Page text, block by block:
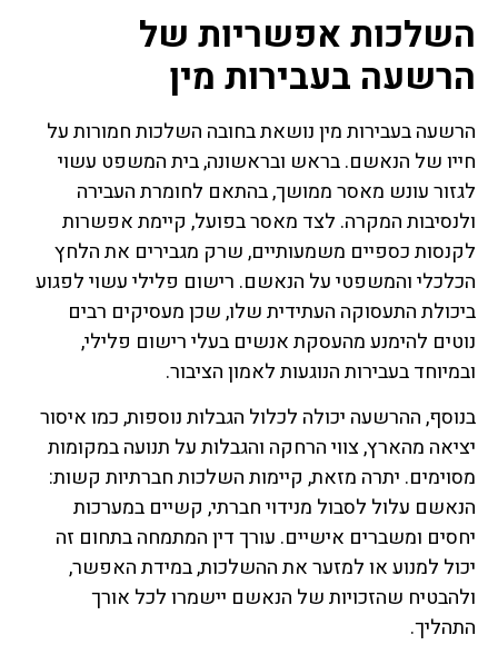
השלכות אפשריות של
הרשעה בעבירות מין
הרשעה בעבירות מין נושאת בחובה השלכות חמורות על
חייו של הנאשם. בראש ובראשונה, בית המשפט עשוי
לגזור עונש מאסר ממושך, בהתאם לחומרת העבירה
ולנסיבות המקרה. לצד מאסר בפועל, קיימת אפשרות
לקנסות כספיים משמעותיים, שרק מגבירים את הלחץ
הכלכלי והמשפטי על הנאשם. רישום פלילי עשוי לפגוע
ביכולת התעסוקה העתידית שלו, שכן מעסיקים רבים
נוטים להימנע מהעסקת אנשים בעלי רישום פלילי,
ובמיוחד בעבירות הנוגעות לאמון הציבור.
בנוסף, ההרשעה יכולה לכלול הגבלות נוספות, כמו איסור
יציאה מהארץ, צווי הרחקה והגבלות על תנועה במקומות
מסוימים. יתרה מזאת, קיימות השלכות חברתיות קשות:
הנאשם עלול לסבול מנידוי חברתי, קשיים במערכות
יחסים ומשברים אישיים. עורך דין המתמחה בתחום זה
יכול למנוע או למזער את ההשלכות, במידת האפשר,
ולהבטיח שהזכויות של הנאשם יישמרו לכל אורך
התהליך.